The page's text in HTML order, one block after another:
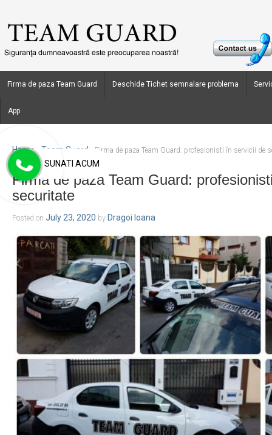
Firma de paza Team Guard Deschide Tichet semnalare problema
App
Home › Team Guard Firma de paza Team Guard: profesionisti în servicii de
Firma de paza Team Guard:
securitate
Posted on July 23, 2020 by Dragoi Ioana
SUNATI ACUM